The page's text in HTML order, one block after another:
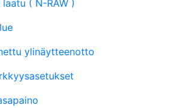
( N-RAW )
ylinäytteenotto